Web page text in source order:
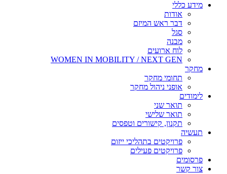
מידע כללי
אודות
דבר ראש המיזם
סגל
מבנה
לוח ארועים
WOMEN IN MOBILITY / NEXT GEN
מחקר
תחומי מחקר
אופני ניהול מחקר
לימודים
תואר שני
תואר שלישי
תקנון, קישורים וטפסים
תעשיה
פרויקטים בתהליכי ייזום
פרויקטים פעילים
פרסומים
צור קשר